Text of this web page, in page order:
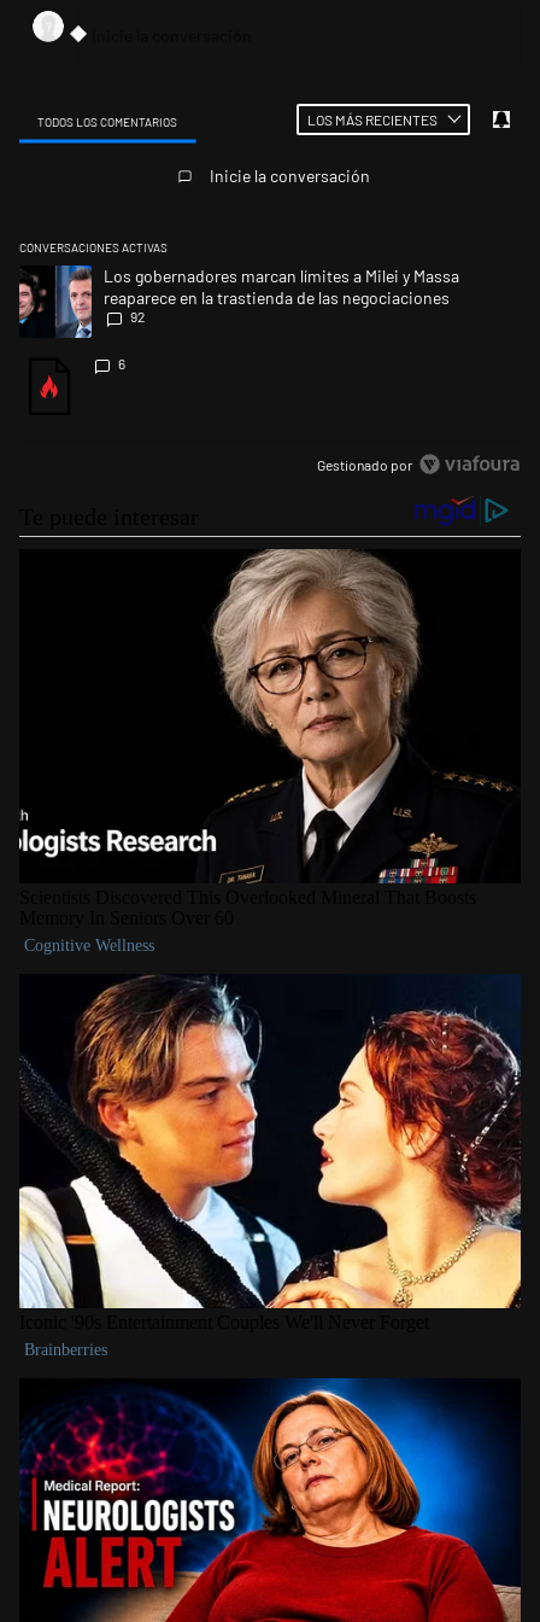
TODOS LOS COMENTARIOS LOS MÁS RECIENTES
Inicie la conversación
CONVERSACIONES ACTIVAS
Este listado muestra los artículos con más comentarios en los últimos
Un artículo de tendencia con el título "Los gobernadores marcan
Los gobernadores marcan límites a Milei y Massa
reaparece en la trastienda de las negociaciones
92
Un artículo de tendencia con el título "" con 6 comentarios.
6
Gestionado por